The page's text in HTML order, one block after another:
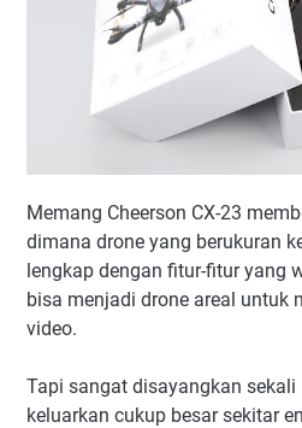
Memang Cheerson CX-23
dimana drone yang berukuran
lengkap dengan fitur-fitur yang
bisa menjadi drone areal untuk
video.
Tapi sangat disayangkan
keluarkan cukup besar sekitar